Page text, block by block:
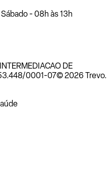
- 08h às 13h
DE
0001-07© 2026 Trevo.